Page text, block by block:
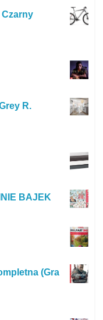
Czarny
R.
BAJEK
(Gra